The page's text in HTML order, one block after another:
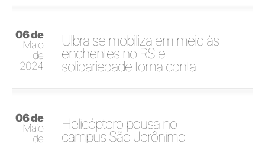
06 de
Maio
de
2024
Ulbra se mobiliza em meio às
enchentes no RS e
solidariedade toma conta
06 de
Maio
de
Helicóptero pousa no
campus São Jerônimo